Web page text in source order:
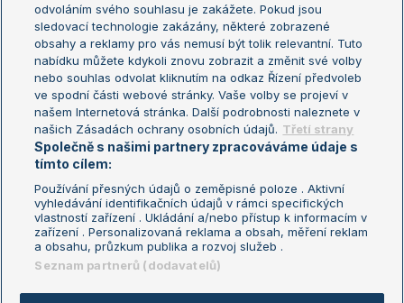
Turnaj mistrů
Turnaj mistryň
Aktualní trendy
Fotbalové přestupy
Livesport Daily
LS Prague Open
Podmínky užití
Nastavení soukromí
GDPR a žurnalistika
Reklama
Kontakt
Informace o zpracování osobních
údajů
odvoláním svého souhlasu je zakážete. Pokud jsou
sledovací technologie zakázány, některé zobrazené
obsahy a reklamy pro vás nemusí být tolik relevantní. Tuto
nabídku můžete kdykoli znovu zobrazit a změnit své volby
nebo souhlas odvolat kliknutím na odkaz Řízení předvoleb
ve spodní části webové stránky. Vaše volby se projeví v
našem Internetová stránka. Další podrobnosti naleznete v
našich Zásadách ochrany osobních údajů. Třetí strany
Společně s našimi partnery zpracováváme údaje s
tímto cílem:
Používání přesných údajů o zeměpisné poloze . Aktivní
vyhledávání identifikačních údajů v rámci specifických
vlastností zařízení . Ukládání a/nebo přístup k informacím v
zařízení . Personalizovaná reklama a obsah, měření reklam
a obsahu, průzkum publika a rozvoj služeb .
Seznam partnerů (dodavatelů)